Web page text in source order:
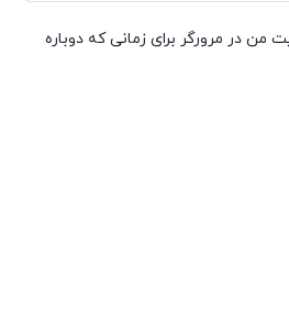
من در مرورگر برای زمانی که دوباره